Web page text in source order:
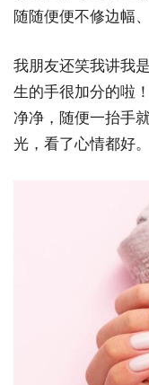
随随便便不修边幅
我朋友还笑我讲我
生的手很加分的啦
净净，随便一抬手
光，看了心情都好。